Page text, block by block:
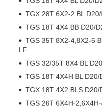
TGX 28T 6X2-2 BL
TGS 18T 4X4 BB D20/
TGS 35T 8X2-4,8X2-6
LF
TGS 32/35T 8X4 BL
TGS 18T 4X4H BL
TGX 18T 4X2 BLS
TGS 26T 6X4H-